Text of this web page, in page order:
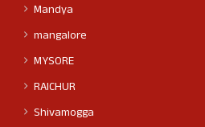
Mandya
mangalore
MYSORE
RAICHUR
Shivamogga